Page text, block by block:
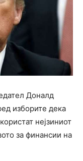
Доналд
изборите дека
нејзиниот
за финансии на